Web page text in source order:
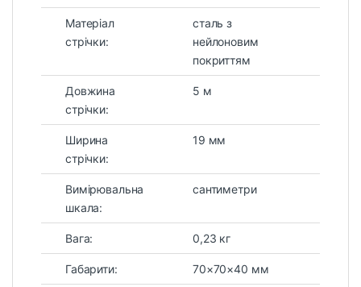
Матеріал
стрічки:
сталь з
нейлоновим
покриттям
Довжина
стрічки:
5 м
Ширина
стрічки:
19 мм
Вимірювальна
шкала:
сантиметри
Вага: 0,23 кг
Габарити: 70×70×40 мм